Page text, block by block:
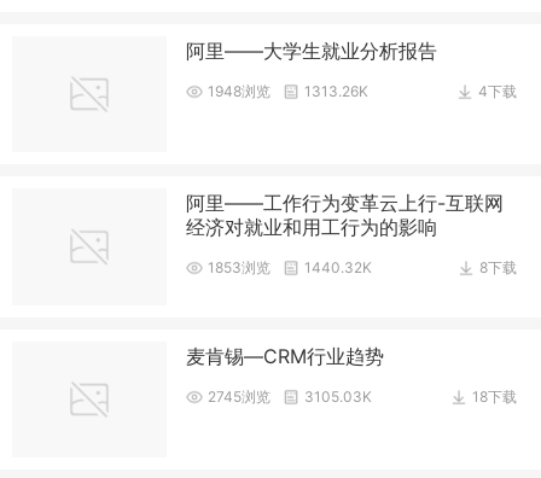
阿里——大学生就业分析报告
4下载
1948浏览 1313.26K
阿里——工作行为变革云上行-互联网
经济对就业和用工行为的影响
8下载
1853浏览 1440.32K
麦肯锡—CRM行业趋势
18下载
2745浏览 3105.03K